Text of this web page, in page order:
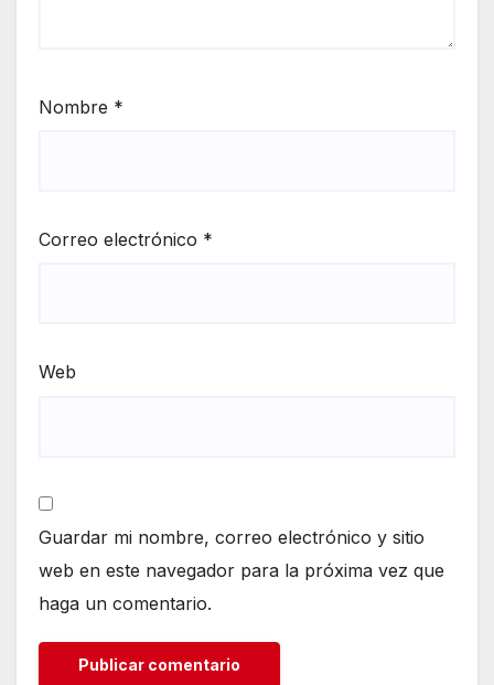
Nombre *
Correo electrónico *
Web
Guardar mi nombre, correo electrónico y sitio
web en este navegador para la próxima vez que
haga un comentario.